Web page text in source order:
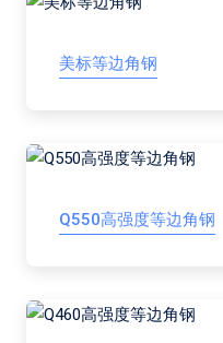
美标等边角钢
Q550高强度等边角钢